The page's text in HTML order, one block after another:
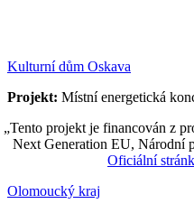
Kulturní dům Oskava
Projekt: Místní energetická
„Tento projekt je financován z
Next Generation EU,
Oficiální
Olomoucký kraj